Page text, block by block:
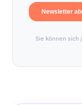
Sie können sich